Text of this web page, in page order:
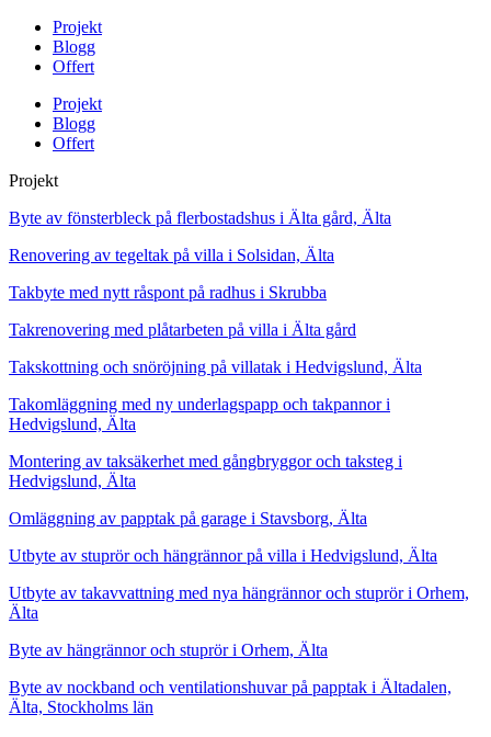
Projekt
Blogg
Offert
Projekt
Blogg
Offert
Projekt
Byte av fönsterbleck på flerbostadshus i Älta gård, Älta
Renovering av tegeltak på villa i Solsidan, Älta
Takbyte med nytt råspont på radhus i Skrubba
Takrenovering med plåtarbeten på villa i Älta gård
Takskottning och snöröjning på villatak i Hedvigslund, Älta
Takomläggning med ny underlagspapp och takpannor i
Hedvigslund, Älta
Montering av taksäkerhet med gångbryggor och taksteg i
Hedvigslund, Älta
Omläggning av papptak på garage i Stavsborg, Älta
Utbyte av stuprör och hängrännor på villa i Hedvigslund, Älta
Utbyte av takavvattning med nya hängrännor och stuprör i Orhem,
Älta
Byte av hängrännor och stuprör i Orhem, Älta
Byte av nockband och ventilationshuvar på papptak i Ältadalen,
Älta, Stockholms län